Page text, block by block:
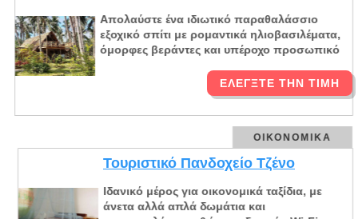
Απολαύστε ένα ιδιωτικό παραθαλάσσιο
εξοχικό σπίτι με ρομαντικά ηλιοβασιλέματα,
όμορφες βεράντες και υπέροχο προσωπικό
ΕΛΈΓΞΤΕ ΤΗΝ ΤΙΜΉ
ΟΙΚΟΝΟΜΙΚΆ
Τουριστικό Πανδοχείο Τζένο
Ιδανικό μέρος για οικονομικά ταξίδια, με
άνετα αλλά απλά δωμάτια και